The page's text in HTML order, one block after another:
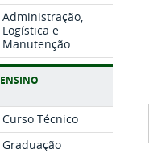
Administração,
Logística e
Manutenção
ENSINO
Curso Técnico
Graduação